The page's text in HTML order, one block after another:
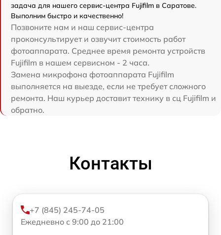
задача для нашего сервис-центра Fujifilm в Саратове.
Выполним быстро и качественно!
Позвоните нам и наш сервис-центра
проконсультирует и озвучит стоимость работ
фотоаппарата. Среднее время ремонта устройств
Fujifilm в нашем сервисном - 2 часа.
Замена микрофона фотоаппарата Fujifilm
выполняется на выезде, если не требует сложного
ремонта. Наш курьер доставит технику в сц Fujifilm и
обратно.
Контакты
+7 (845) 245-74-05
Ежедневно с 9:00 до 21:00